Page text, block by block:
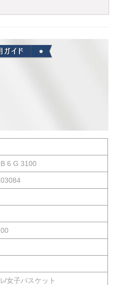
6 G 3100
/女子バスケット